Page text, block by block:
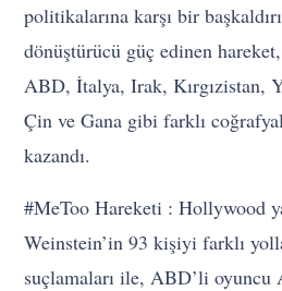
politikalarına karşı bir
dönüştürücü güç edinen
ABD, İtalya, Irak, Kırgızistan,
Çin ve Gana gibi farklı
kazandı.
#MeToo Hareketi : Hollywood
Weinstein’in 93 kişiyi farklı
suçlamaları ile, ABD’li oyuncu